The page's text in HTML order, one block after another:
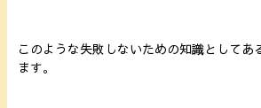
このような失敗しないための知識としてあ
ます。